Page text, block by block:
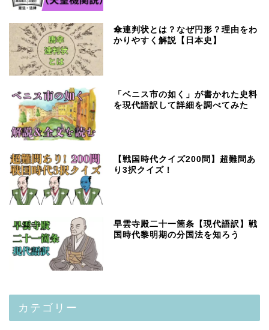
傘連判状とは？なぜ円形？理由をわ
かりやすく解説【日本史】
「ベニス市の如く」が書かれた史料
を現代語訳して詳細を調べてみた
【戦国時代クイズ200問】超難問あ
り3択クイズ！
早雲寺殿二十一箇条【現代語訳】戦
国時代黎明期の分国法を知ろう
カテゴリー